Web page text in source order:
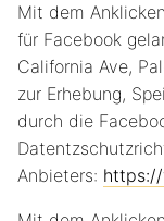
Mit dem
für Facebook
California Ave,
zur Erhebung,
durch die
Anbieters: